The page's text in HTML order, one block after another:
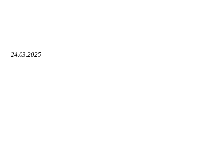
24.03.2025